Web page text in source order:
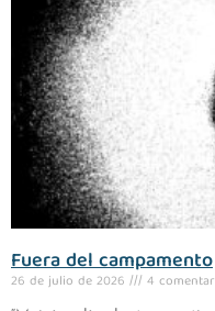
Fuera del campamento
26 de julio de 2026 4